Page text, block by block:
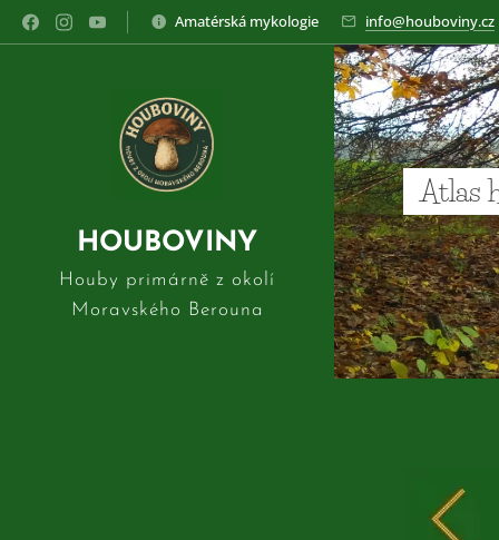
Amatérská mykologie info@houboviny.cz
HOUBOVINY
Houby primárně z okolí
Moravského Berouna
Atlas